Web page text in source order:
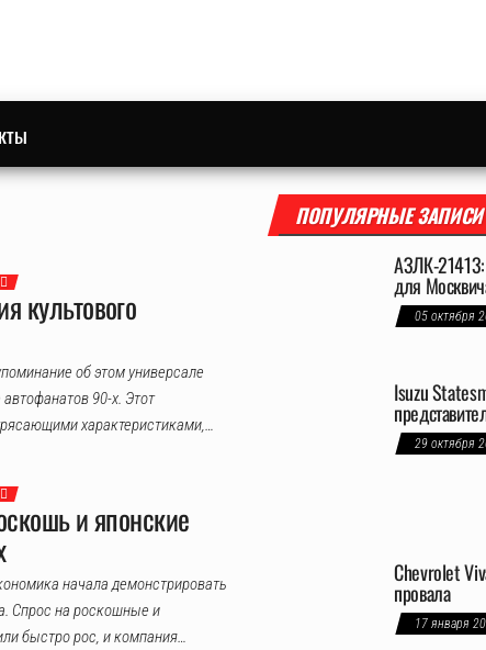
культового
об этом универсале
90-х. Этот
характеристиками,…
и японские
начала демонстрировать
Спрос на роскошные и
быстро рос, и компания…
ПОПУЛЯРНЫЕ ЗАПИСИ
АЗЛК-
для
05 октября
Isuzu
29 октября
Chevrolet
провала
17 января